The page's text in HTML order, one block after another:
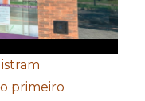
primeiro